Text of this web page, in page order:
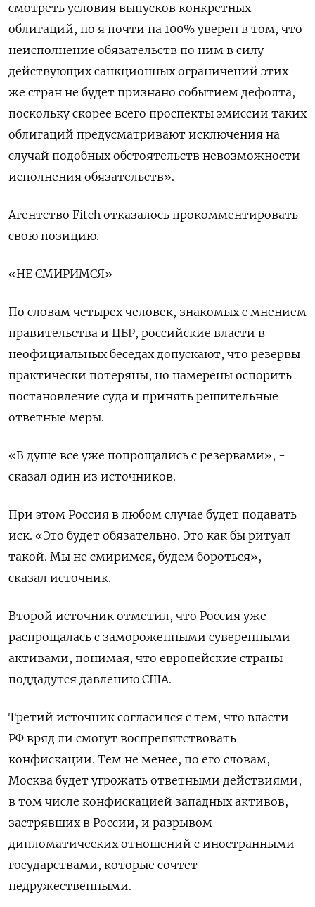
смотреть условия выпусков конкретных
облигаций, но я почти на 100% уверен в том, что
неисполнение обязательств по ним в силу
действующих санкционных ограничений этих
же стран не будет признано событием дефолта,
поскольку скорее всего проспекты эмиссии таких
облигаций предусматривают исключения на
случай подобных обстоятельств невозможности
исполнения обязательств».
Агентство Fitch отказалось прокомментировать
свою позицию.
«НЕ СМИРИМСЯ»
По словам четырех человек, знакомых с мнением
правительства и ЦБР, российские власти в
неофициальных беседах допускают, что резервы
практически потеряны, но намерены оспорить
постановление суда и принять решительные
ответные меры.
«В душе все уже попрощались с резервами», -
сказал один из источников.
При этом Россия в любом случае будет подавать
иск. «Это будет обязательно. Это как бы ритуал
такой. Мы не смиримся, будем бороться», -
сказал источник.
Второй источник отметил, что Россия уже
распрощалась с замороженными суверенными
активами, понимая, что европейские страны
поддадутся давлению США.
Третий источник согласился с тем, что власти
РФ вряд ли смогут воспрепятствовать
конфискации. Тем не менее, по его словам,
Москва будет угрожать ответными действиями,
в том числе конфискацией западных активов,
застрявших в России, и разрывом
дипломатических отношений с иностранными
государствами, которые сочтет
недружественными.